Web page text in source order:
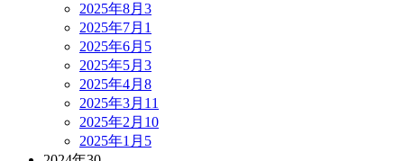
2025年8月 3
2025年7月 1
2025年6月 5
2025年5月 3
2025年4月 8
2025年3月 11
2025年2月 10
2025年1月 5